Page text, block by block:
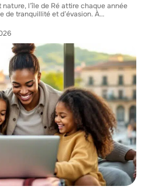
l’île de Ré attire chaque année
de tranquillité et d’évasion. À…